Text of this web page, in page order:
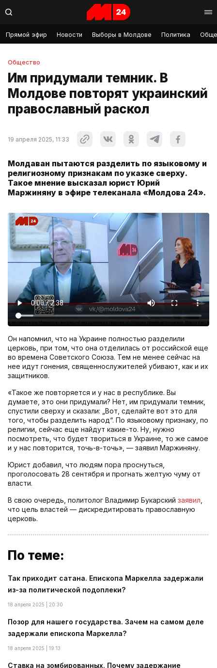
Прямой эфир Новости Выборы в Молдове Политика
Общество
Им придумали темник. В
Молдове повторят украинский
православный раскол
19 апреля 2025, 11:33
Молдаван пытаются разделить по языковому и
религиозному признакам по указке сверху.
Такое мнение высказал юрист Юрий
Маржиняну в эфире телеканала «Молдова 24».
Он напомнил, что на Украине полностью разделили
церковь, при том, что она отделилась от российской еще
во времена Советского Союза. Тем не менее сейчас на
нее идут гонения, священнослужителей убивают, как и их
защитников.
«Такое же повторяется и у нас в республике. Вы
думаете, это они придумали? Нет, им придумали темник,
спустили сверху и сказали: „Вот, сделайте вот это для
того, чтобы разделить народ“. По языковому признаку, по
религии, сейчас еще найдут какие-то. Ну, нужно
посмотреть, что будет твориться в Украине, то же самое
и у нас повторится, точь-в-точь», — заявил Маржиняну.
Юрист добавил, что людям пора проснуться,
проголосовать 28 сентября и прогнать желтую чуму от
власти.
В свою очередь, политолог Владимир Букарский заявил
что цель властей — дискредитировать православную
церковь.
По теме:
Так приходит сатана. Епископа Маркелла задержали
из-за политической подоплеки?
18 апреля 2025 | 20:30
Позор для нашего государства. Зачем на самом деле
задержали епископа Маркелла?
18 апреля 2025 | 19:13
Ставка на зомбированных. Почему задержание